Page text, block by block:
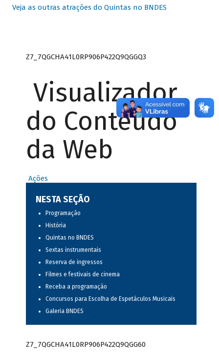
Veja as outras atrações do Quintas no BNDES
Z7_7QGCHA41L0RP906P422Q9QGGQ3
Visualizador
do Conteúdo
da Web
Ações
NESTA SEÇÃO
Programação
História
Quintas no BNDES
Sextas instrumentais
Reserva de ingressos
Filmes e festivais de cinema
Receba a programação
Concursos para Escolha de Espetáculos Musicais
Galeria BNDES
Z7_7QGCHA41L0RP906P422Q9QGG60